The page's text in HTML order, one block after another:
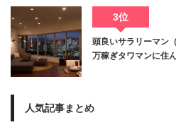
3位
頭良いサラリーマン
万稼ぎタワマンに住
人気記事まとめ